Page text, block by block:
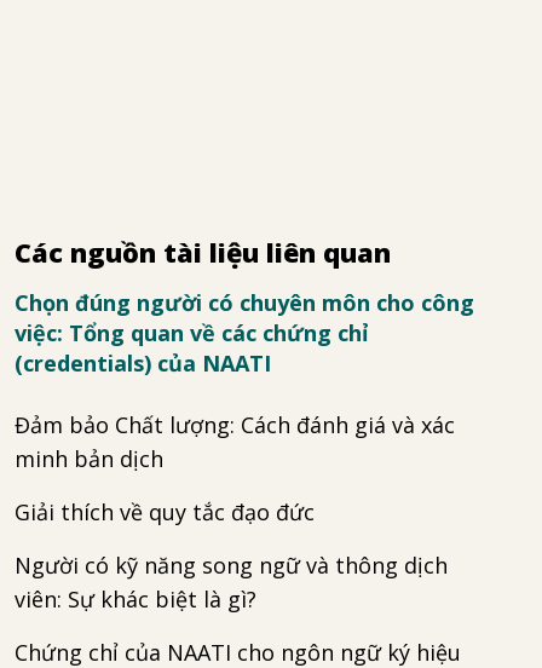
Các nguồn tài liệu liên quan
Chọn đúng người có chuyên môn cho công
việc: Tổng quan về các chứng chỉ
(credentials) của NAATI
Đảm bảo Chất lượng: Cách đánh giá và xác
minh bản dịch
Giải thích về quy tắc đạo đức
Người có kỹ năng song ngữ và thông dịch
viên: Sự khác biệt là gì?
Chứng chỉ của NAATI cho ngôn ngữ ký hiệu